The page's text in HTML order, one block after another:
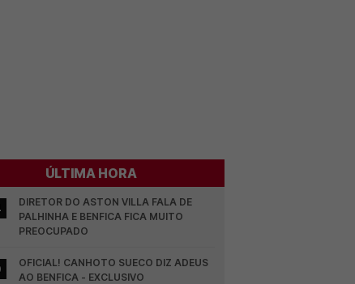
ÚLTIMA HORA
DIRETOR DO ASTON VILLA FALA DE
PALHINHA E BENFICA FICA MUITO
PREOCUPADO
OFICIAL! CANHOTO SUECO DIZ ADEUS
AO BENFICA - EXCLUSIVO